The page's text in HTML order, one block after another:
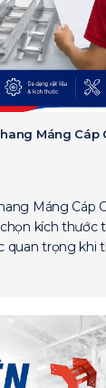
Máng Cáp
Máng Cáp
kích thước
quan trọng khi